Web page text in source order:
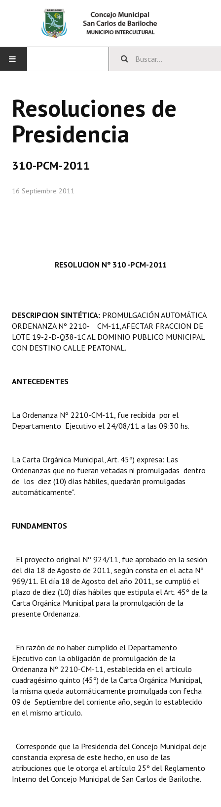
CONCEJO
Bloques Políticos
Comisiones Permanentes
Comisiones Especiales
Carta Orgánica 2007
Reglamento Interno
Organigrama
Informes de Gestión
Dictámenes Asesoría Letrada
Actas de Sesión
Ejecución Presupuestaria
NORMATIVA
Comunicaciones
Declaraciones
Resoluciones de Presidencia
INSTITUCIONAL
Antiguos Pobladores
Noticias Destacadas
Datos Históricos
Premio al Mérito - Registro
Resoluciones de
Presidencia
310-PCM-2011
16 Septiembre 2011
RESOLUCION Nº 310 -PCM-2011
DESCRIPCION SINTÉTICA: PROMULGACIÓN AUTOMÁTICA
ORDENANZA Nº 2210- CM-11,AFECTAR FRACCION DE
LOTE 19-2-D-Q38-1C AL DOMINIO PUBLICO MUNICIPAL
CON DESTINO CALLE PEATONAL.
ANTECEDENTES
La Ordenanza Nº 2210-CM-11, fue recibida por el
Departamento Ejecutivo el 24/08/11 a las 09:30 hs.
La Carta Orgánica Municipal, Art. 45º) expresa: Las
Ordenanzas que no fueran vetadas ni promulgadas dentro
de los diez (10) días hábiles, quedarán promulgadas
automáticamente".
FUNDAMENTOS
El proyecto original Nº 924/11, fue aprobado en la sesión
del día 18 de Agosto de 2011, según consta en el acta Nº
969/11. El día 18 de Agosto del año 2011, se cumplió el
plazo de diez (10) días hábiles que estipula el Art. 45º de la
Carta Orgánica Municipal para la promulgación de la
presente Ordenanza.
En razón de no haber cumplido el Departamento
Ejecutivo con la obligación de promulgación de la
Ordenanza Nº 2210-CM-11, establecida en el artículo
cuadragésimo quinto (45º) de la Carta Orgánica Municipal,
la misma queda automáticamente promulgada con fecha
09 de Septiembre del corriente año, según lo establecido
en el mismo artículo.
Corresponde que la Presidencia del Concejo Municipal deje
constancia expresa de este hecho, en uso de las
atribuciones que le otorga el artículo 25º del Reglamento
Interno del Concejo Municipal de San Carlos de Bariloche.